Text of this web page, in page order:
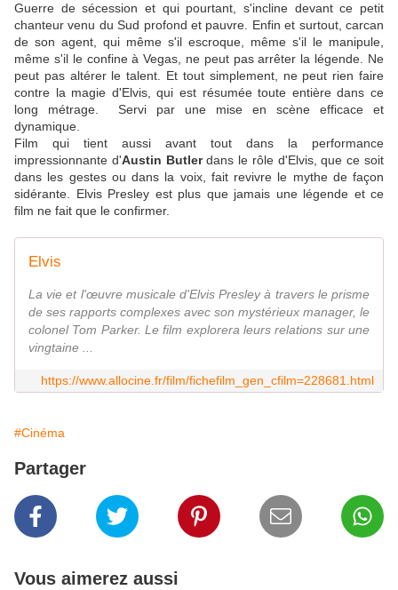
Guerre de sécession et qui pourtant, s'incline devant ce petit
chanteur venu du Sud profond et pauvre. Enfin et surtout, carcan
de son agent, qui même s'il escroque, même s'il le manipule,
même s'il le confine à Vegas, ne peut pas arrêter la légende. Ne
peut pas altérer le talent. Et tout simplement, ne peut rien faire
contre la magie d'Elvis, qui est résumée toute entière dans ce
long métrage. Servi par une mise en scène efficace et
dynamique.
Film qui tient aussi avant tout dans la performance
impressionnante d'Austin Butlerdans le rôle d'Elvis, que ce soit
dans les gestes ou dans la voix, fait revivre le mythe de façon
sidérante. Elvis Presley est plus que jamais une légende et ce
film ne fait que le confirmer.
Elvis
La vie et l'œuvre musicale d'Elvis Presley à travers le prisme
de ses rapports complexes avec son mystérieux manager, le
colonel Tom Parker. Le film explorera leurs relations sur une
vingtaine ...
https://www.allocine.fr/film/fichefilm_gen_cfilm=228681.html
#Cinéma
Partager
Vous aimerez aussi